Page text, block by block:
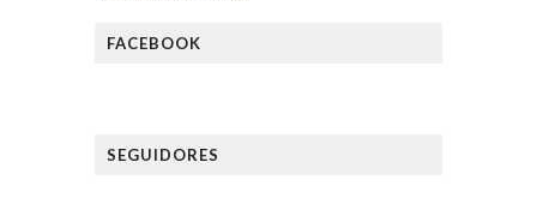
FACEBOOK
SEGUIDORES